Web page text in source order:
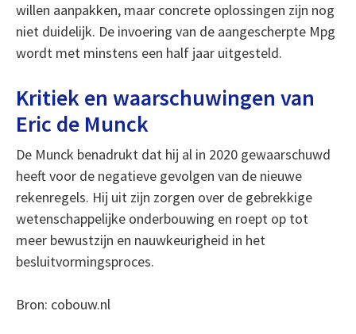
willen aanpakken, maar concrete oplossingen zijn nog
niet duidelijk. De invoering van de aangescherpte Mpg
wordt met minstens een half jaar uitgesteld.
Kritiek en waarschuwingen van
Eric de Munck
De Munck benadrukt dat hij al in 2020 gewaarschuwd
heeft voor de negatieve gevolgen van de nieuwe
rekenregels. Hij uit zijn zorgen over de gebrekkige
wetenschappelijke onderbouwing en roept op tot
meer bewustzijn en nauwkeurigheid in het
besluitvormingsproces.
Bron: cobouw.nl